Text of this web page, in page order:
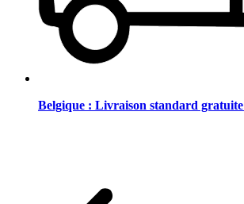
Belgique : Livraison standard gratuite